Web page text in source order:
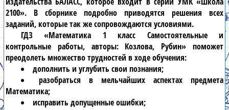
2100». В сборнике подробно приводятся решения всех
заданий, которые так же сопровождаются условиями.
ГДЗ «Математика 1 класс Самостоятельные и
контрольные работы, авторы: Козлова, Рубин» поможет
преодолеть множество трудностей в ходе обучения:
дополнить и углубить свои познания;
разобраться в мельчайших аспектах предмета
Математика;
исправить допущенные ошибки;